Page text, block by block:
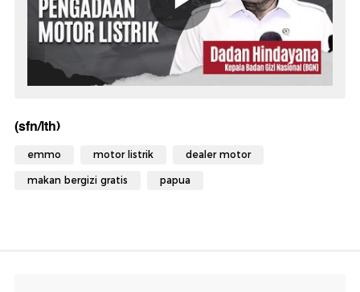
(sfn/lth)
emmo motor listrik dealer motor
makan bergizi gratis papua